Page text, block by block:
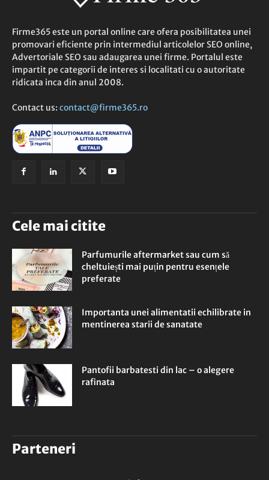
Firme365 este un portal online care ofera posibilitatea unei
promovari eficiente prin intermediul articolelor SEO online,
Advertoriale SEO sau adaugarea unei firme. Portalul este
impartit pe categorii de interes si localitati cu o autoritate
ridicata inca din anul 2008.
Contact us: contact@firme365.ro
Cele mai citite
Parfumurile aftermarket sau cum să
cheltuiești mai puțin pentru esențele
preferate
Importanta unei alimentatii echilibrate in
mentinerea starii de sanatate
Pantofii barbatesti din lac – o alegere
rafinata
Parteneri